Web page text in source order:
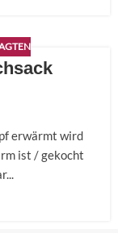
erwärmt wird
ist / gekocht